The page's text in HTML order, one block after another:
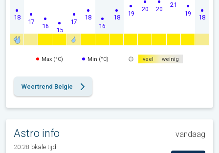
18
17
16
15
17
18
16
18
19
20 20
21
19
18
Max (°C) Min (°C) veel weinig
Weertrend Belgie
Astro info vandaag
20:28 lokale tijd